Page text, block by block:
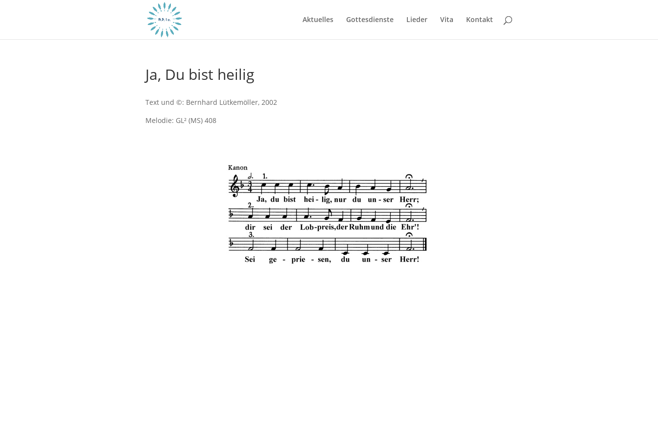
Aktuelles Gottesdienste Lieder Vita Kontakt
Ja, Du bist heilig
Text und ©: Bernhard Lütkemöller, 2002
Melodie: GL² (MS) 408